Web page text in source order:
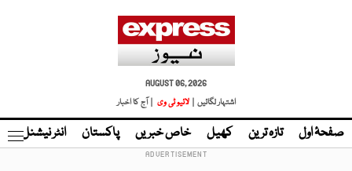
AUGUST 06, 2026
اشتہار لگائیں |
لائیو ٹی وی | آج کا اخبار
صفحۂ اول تازہ ترین کھیل خاص خبریں پاکستان انٹر نیشنل